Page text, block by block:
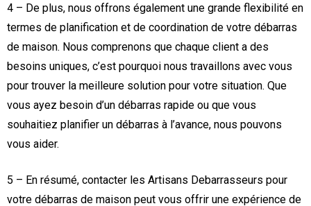
4 – De plus, nous offrons également une grande flexibilité en
termes de planification et de coordination de votre débarras
de maison. Nous comprenons que chaque client a des
besoins uniques, c’est pourquoi nous travaillons avec vous
pour trouver la meilleure solution pour votre situation. Que
vous ayez besoin d’un débarras rapide ou que vous
souhaitiez planifier un débarras à l’avance, nous pouvons
vous aider.
5 – En résumé, contacter les Artisans Debarrasseurs pour
votre débarras de maison peut vous offrir une expérience de